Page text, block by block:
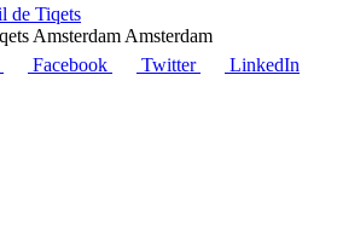
Amsterdam
Facebook Twitter LinkedIn